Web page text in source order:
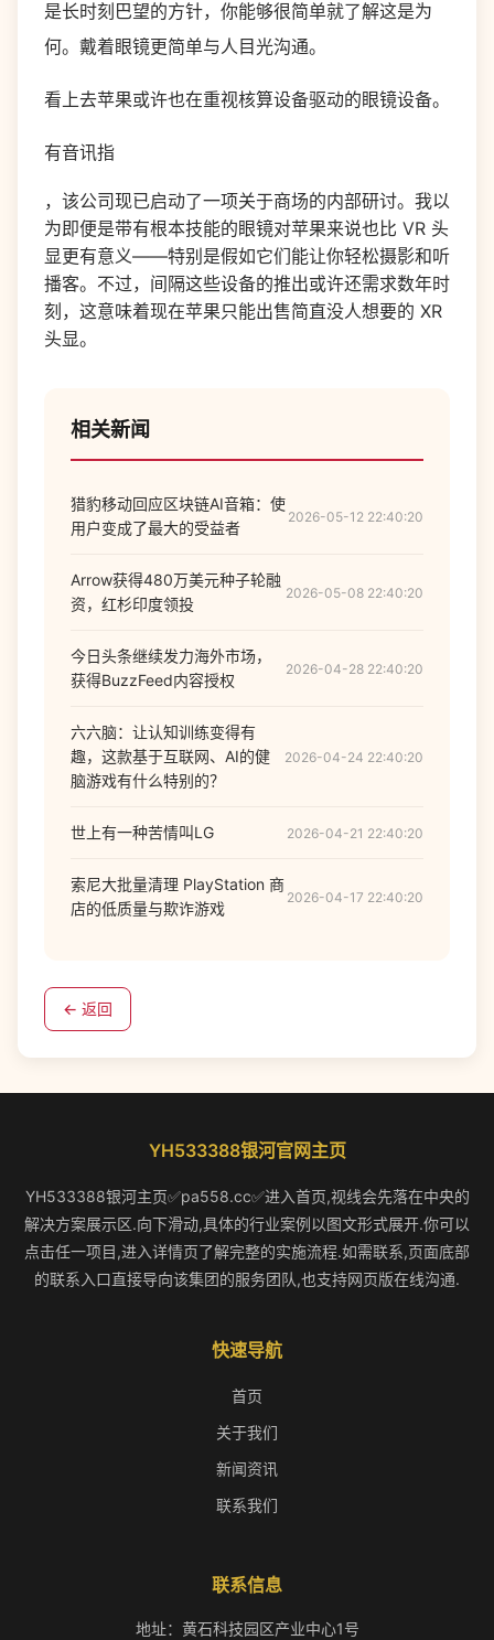
是长时刻巴望的方针，你能够很简单就了解这是为
何。戴着眼镜更简单与人目光沟通。
看上去苹果或许也在重视核算设备驱动的眼镜设备。
有音讯指
，该公司现已启动了一项关于商场的内部研讨。我以
为即便是带有根本技能的眼镜对苹果来说也比 VR 头
显更有意义——特别是假如它们能让你轻松摄影和听
播客。不过，间隔这些设备的推出或许还需求数年时
刻，这意味着现在苹果只能出售简直没人想要的 XR
头显。
相关新闻
猎豹移动回应区块链AI音箱：使
用户变成了最大的受益者
2026-05-12 22:40:20
Arrow获得480万美元种子轮融
资，红杉印度领投
2026-05-08 22:40:20
今日头条继续发力海外市场，
获得BuzzFeed内容授权
2026-04-28 22:40:20
六六脑：让认知训练变得有
趣，这款基于互联网、AI的健
脑游戏有什么特别的？
2026-04-24 22:40:20
世上有一种苦情叫LG 2026-04-21 22:40:20
索尼大批量清理 PlayStation 商
店的低质量与欺诈游戏
2026-04-17 22:40:20
← 返回
YH533388银河官网主页
YH533388银河主页✅pa558.cc✅进入首页,视线会先落在中央的
解决方案展示区.向下滑动,具体的行业案例以图文形式展开.你可以
点击任一项目,进入详情页了解完整的实施流程.如需联系,页面底部
的联系入口直接导向该集团的服务团队,也支持网页版在线沟通.
快速导航
首页
关于我们
新闻资讯
联系我们
联系信息
地址：黄石科技园区产业中心1号